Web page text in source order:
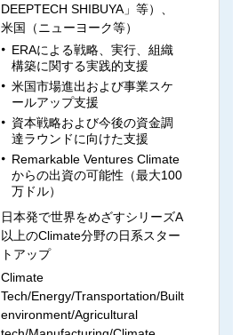
DEEPTECH SHIBUYA」等）、
米国（ニューヨーク等）
ERAによる戦略、実行、組織
構築に関する実践的支援
米国市場進出および事業スケ
ールアップ支援
資本戦略および今後の資金調
達ラウンドに向けた支援
Remarkable Ventures Climate
からの出資の可能性（最大100
万ドル）
日本発で世界をめざすシリーズA
以上のClimate分野の日系スター
トアップ
Climate
Tech/Energy/Transportation/Built
environment/Agricultural